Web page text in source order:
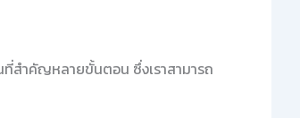
สำคัญหลายขั้นตอน ซึ่งเราสามารถ